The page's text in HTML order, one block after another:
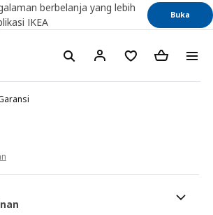
berbelanja yang lebih
IKEA
Buka